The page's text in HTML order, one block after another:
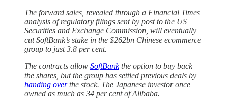
The forward sales, revealed through a Financial Times
analysis of regulatory filings sent by post to the US
Securities and Exchange Commission, will eventually
cut SoftBank’s stake in the $262bn Chinese ecommerce
group to just 3.8 per cent.
The contracts allow SoftBankthe option to buy back
the shares, but the group has settled previous deals by
handing overthe stock. The Japanese investor once
owned as much as 34 per cent of Alibaba.